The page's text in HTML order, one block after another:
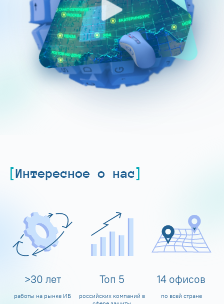
Интересное о нас
>30 лет
работы на рынке ИБ
Топ 5
российских компаний в
14 офисов
по всей стране